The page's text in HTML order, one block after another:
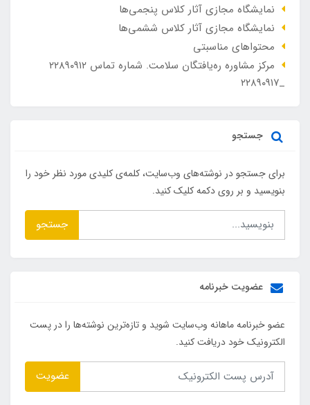
نمایشگاه مجازی آثار کلاس پنجمی‌ها
نمایشگاه مجازی آثار کلاس ششمی‌ها
محتواهای مناسبتی
مرکز مشاوره ره‌یافتگان سلامت. شماره تماس ۲۲۸۹۰۹۱۲
_۲۲۸۹۰۹۱۷
جستجو
برای جستجو در نوشته‌های وب‌سایت، کلمه‌ی کلیدی مورد نظر خود را
بنویسید و بر روی دکمه کلیک کنید.
جستجو
عضویت خبرنامه
عضو خبرنامه ماهانه وب‌سایت شوید و تازه‌ترین نوشته‌ها را در پست
الکترونیک خود دریافت کنید.
عضویت